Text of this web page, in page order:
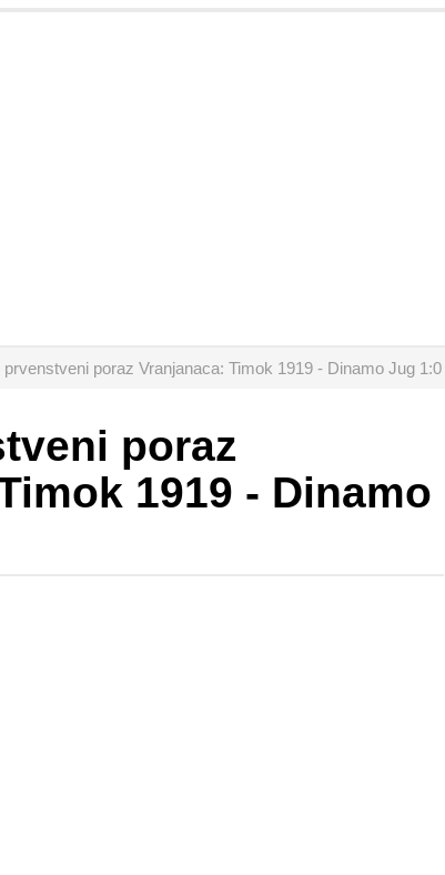
prvenstveni poraz Vranjanaca: Timok 1919 - Dinamo Jug 1:0
poraz
1919 - Dinamo